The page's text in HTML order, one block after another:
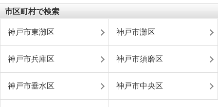
市区町村で検索
神戸市東灘区 神戸市灘区
神戸市兵庫区 神戸市須磨区
神戸市垂水区 神戸市中央区